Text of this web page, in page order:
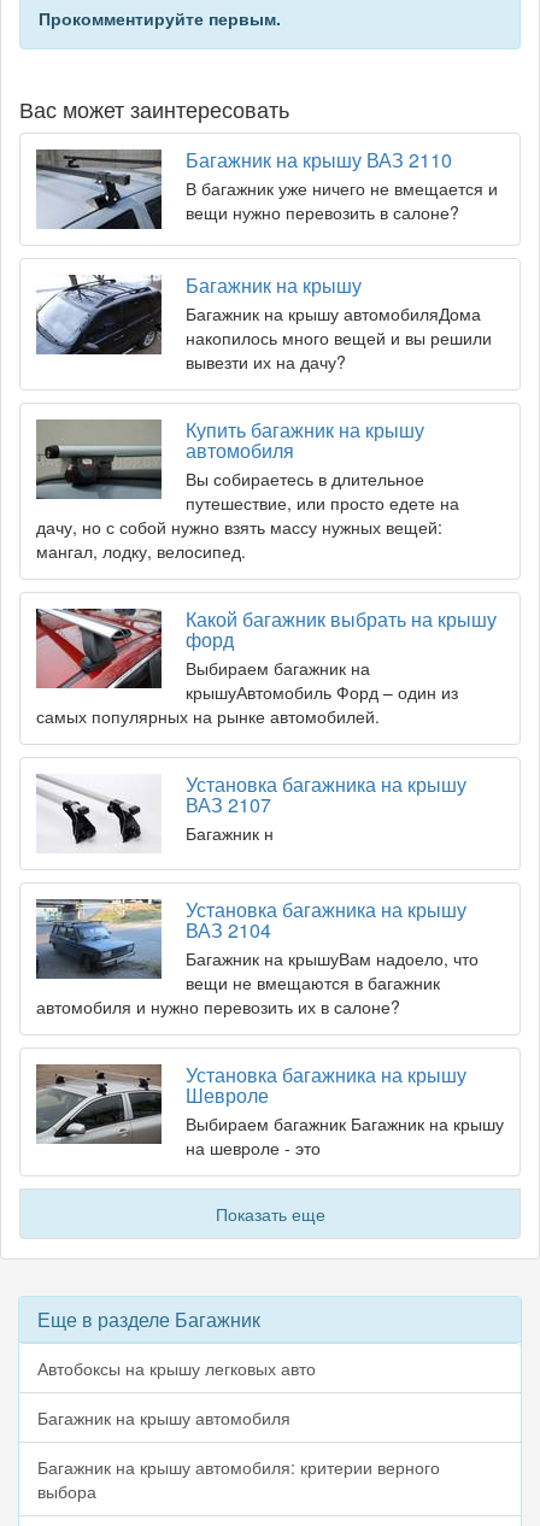
Прокомментируйте первым.
Вас может заинтересовать
Багажник на крышу ВАЗ 2110
В багажник уже ничего не вмещается и
вещи нужно перевозить в салоне?
Багажник на крышу
Багажник на крышу автомобиляДома
накопилось много вещей и вы решили
вывезти их на дачу?
Купить багажник на крышу
автомобиля
Вы собираетесь в длительное
путешествие, или просто едете на
дачу, но с собой нужно взять массу нужных вещей:
мангал, лодку, велосипед.
Какой багажник выбрать на крышу
форд
Выбираем багажник на
крышуАвтомобиль Форд – один из
самых популярных на рынке автомобилей.
Установка багажника на крышу
ВАЗ 2107
Багажник н
Установка багажника на крышу
ВАЗ 2104
Багажник на крышуВам надоело, что
вещи не вмещаются в багажник
автомобиля и нужно перевозить их в салоне?
Установка багажника на крышу
Шевроле
Выбираем багажник Багажник на крышу
на шевроле - это
Показать еще
Еще в разделе Багажник
Автобоксы на крышу легковых авто
Багажник на крышу автомобиля
Багажник на крышу автомобиля: критерии верного
выбора